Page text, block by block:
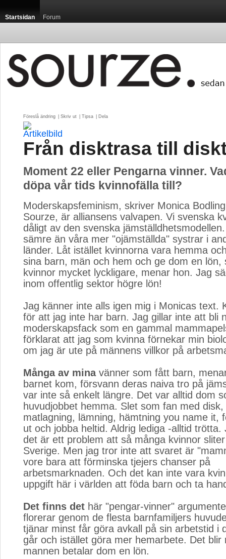
Startsidan Forum
Föreslå ändring Skriv ut Tipsa Dela
Från disktrasa till
Moment 22 eller Pengarna vinner.
döpa vår tids kvinnofälla till?
Moderskapsfeminism, skriver Monica
Sourze, är alliansens valvapen. Vi svenska
dåligt av den svenska
sämre än våra mer "ojämställda" systrar i
länder. Låt istället kvinnorna vara hemma
sina barn, män och hem och ge dom en lön,
kvinnor mycket lyckligare, menar hon. Jag
inom offentlig sektor högre lön!
Jag känner inte alls igen mig i Monicas text.
för att jag inte har barn. Jag gillar inte att bli
moderskapsfack som en gammal
förklarat att jag som kvinna förnekar min
om jag är ute på männens villkor på
Många av minavänner som fått barn,
barnet kom, försvann deras naiva tro på
var inte så enkelt längre. Det var alltid dom
huvudjobbet hemma. Slet som fan med
matlagning, lämning, hämtning you name it,
ut och jobba heltid. Aldrig lediga -alltid trötta.
det är ett problem att så många kvinnor
Sverige. Men jag tror inte att svaret är
vore bara att förminska tjejers chanser på
arbetsmarknaden. Och det kan inte vara
uppgift här i världen att föda barn och ta
Det finns det här "pengar-vinner"
florerar genom de flesta barnfamiljers
tjänar minst får göra avkall på sin arbetstid i
går och istället göra mer hemarbete. Det blir
mannen betalar dom en lön.